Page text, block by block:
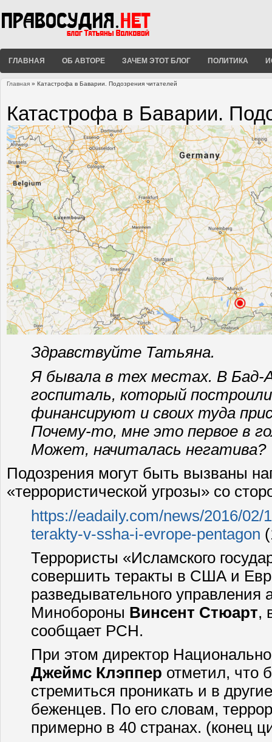
ГЛАВНАЯ ОБ АВТОРЕ ЗАЧЕМ ЭТОТ БЛОГ ПОЛИТИКА
Главная » Катастрофа в Баварии. Подозрения читателей
Катастрофа в Баварии.
Здравствуйте Татьяна.
Я бывала в тех местах. В Бад-
госпиталь, который
финансируют и своих туда
Почему-то, мне это первое в
Может, начиталась негатива?
Подозрения могут быть вызваны
«террористической угрозы» со
https://eadaily.com/news/2016/
terakty-v-ssha-i-evrope-pentagon
Террористы «Исламского
совершить теракты в США и
разведывательного управления
Минобороны Винсент Стюарт,
сообщает РСН.
При этом директор
Джеймс Клэппер отметил, что
стремиться проникать и в
беженцев. По его словам,
примерно в 40 странах. (конец